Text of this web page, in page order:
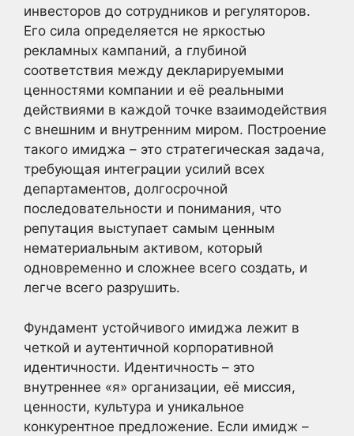
инвесторов до сотрудников и регуляторов.
Его сила определяется не яркостью
рекламных кампаний, а глубиной
соответствия между декларируемыми
ценностями компании и её реальными
действиями в каждой точке взаимодействия
с внешним и внутренним миром. Построение
такого имиджа – это стратегическая задача,
требующая интеграции усилий всех
департаментов, долгосрочной
последовательности и понимания, что
репутация выступает самым ценным
нематериальным активом, который
одновременно и сложнее всего создать, и
легче всего разрушить.
Фундамент устойчивого имиджа лежит в
четкой и аутентичной корпоративной
идентичности. Идентичность – это
внутреннее «я» организации, её миссия,
ценности, культура и уникальное
конкурентное предложение. Если имидж –